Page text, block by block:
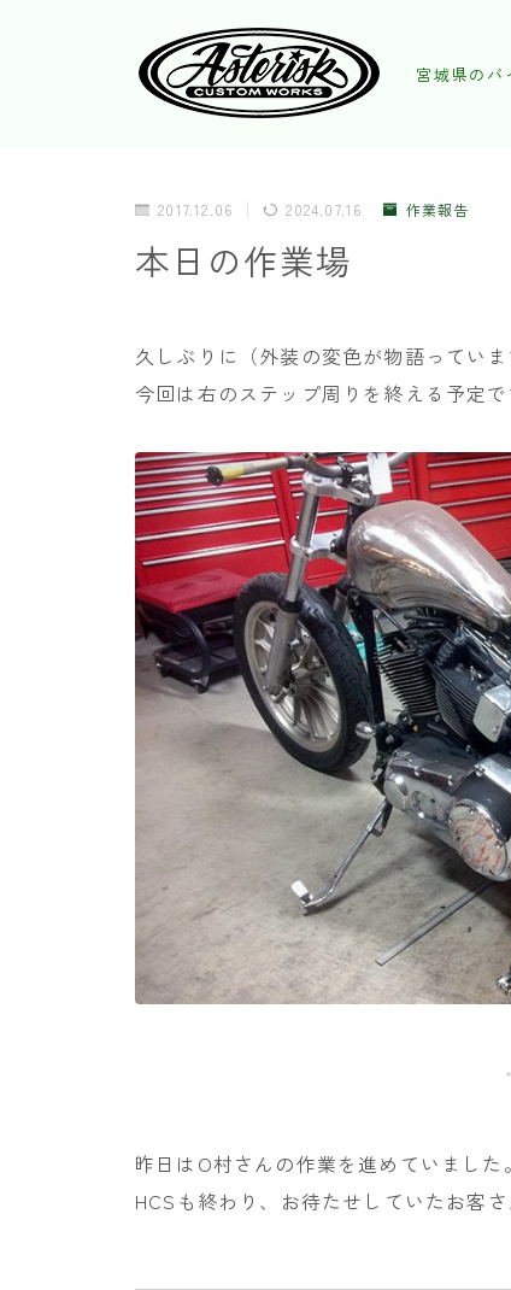
宮城県の
2017.12.06 2024.07.16 作業報告
本日の作業場
久しぶりに（外装の変色が物語ってい
今回は右のステップ周りを終える予定で
昨日はO村さんの作業を進めていました。
HCSも終わり、お待たせしていたお客